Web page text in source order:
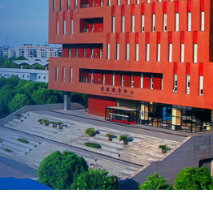
招生工作
就业工作
员工工作
通知公告
交流动态
合作项目
党
工
纪